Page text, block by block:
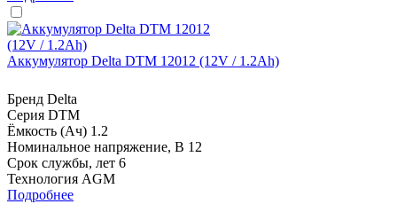
Аккумулятор Delta DTM 12012 (12V / 1.2Ah)
Бренд Delta
Серия DTM
Ёмкость (Ач) 1.2
Номинальное напряжение, В 12
Срок службы, лет 6
Технология AGM
Подробнее